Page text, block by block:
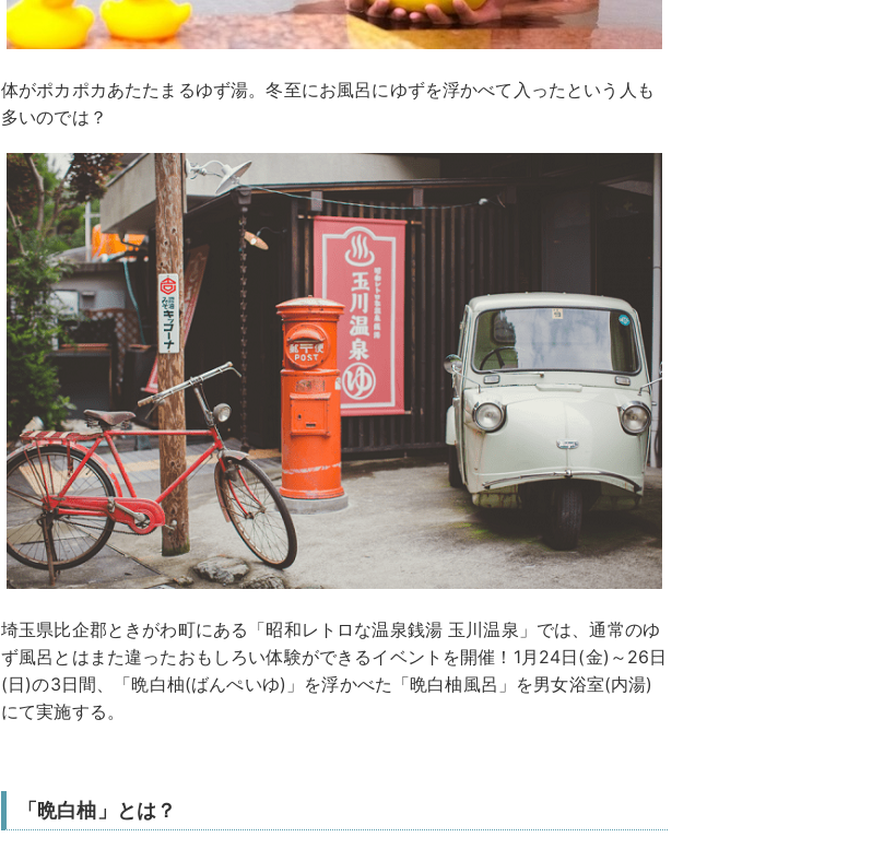
体がポカポカあたたまるゆず湯。冬至にお風呂にゆずを浮かべて入ったという人も
多いのでは？
埼玉県比企郡ときがわ町にある「昭和レトロな温泉銭湯 玉川温泉」では、通常のゆ
ず風呂とはまた違ったおもしろい体験ができるイベントを開催！1月24日(金)～26日
(日)の3日間、「晩白柚(ばんぺいゆ)」を浮かべた「晩白柚風呂」を男女浴室(内湯)
にて実施する。
「晩白柚」とは？